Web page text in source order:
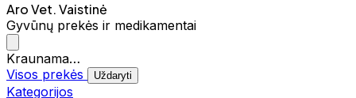
Aro Vet. Vaistinė
Gyvūnų prekės ir medikamentai
Kraunama…
Visos prekės
Uždaryti
Kategorijos